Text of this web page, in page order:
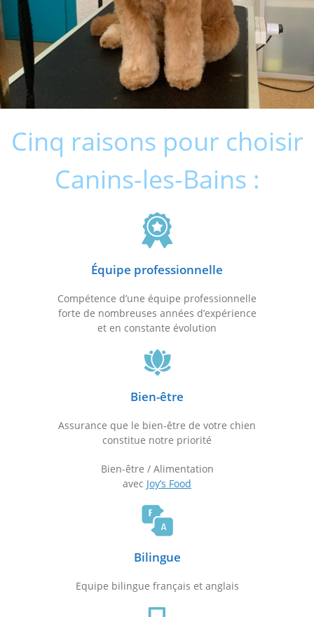
Cinq raisons pour choisir
Canins-les-Bains :​
Équipe professionnelle
Compétence d’une équipe professionnelle
forte de nombreuses années d’expérience
et en constante évolution
Bien-être
Assurance que le bien-être de votre chien
constitue notre priorité
Bien-être / Alimentation
avec Joy’s Food
Bilingue
Equipe bilingue français et anglais